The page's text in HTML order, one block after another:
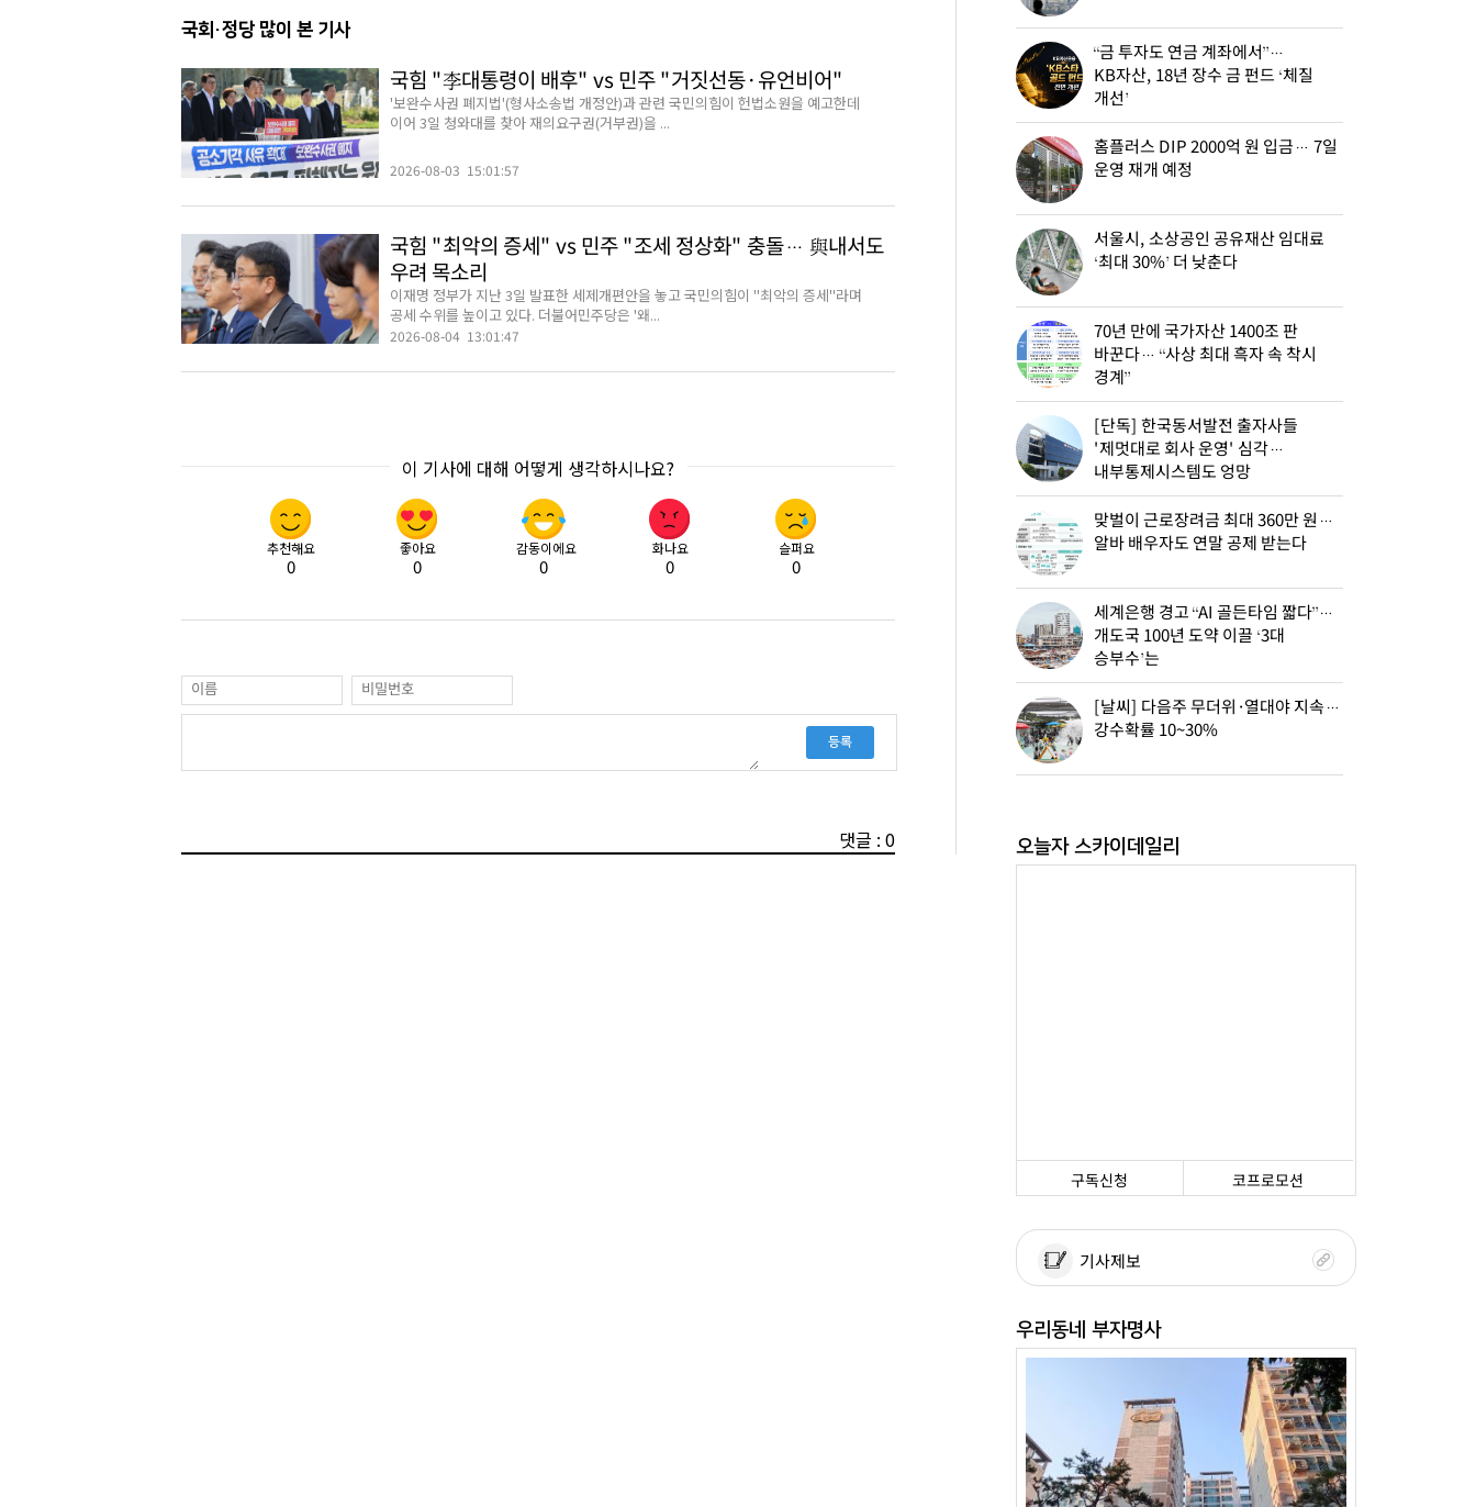
국회·정당 많이 본 기사
국힘 "李대통령이 배후" vs 민주 "거짓선동·유언비어"
'보완수사권 폐지법'(형사소송법 개정안)과 관련 국민의힘이 헌법소원을 예고한데
이어 3일 청와대를 찾아 재의요구권(거부권)을 ...
2026-08-03 15:01:57
국힘 "최악의 증세" vs 민주 "조세 정상화" 충돌… 與내서도
우려 목소리
이재명 정부가 지난 3일 발표한 세제개편안을 놓고 국민의힘이 "최악의 증세"라며
공세 수위를 높이고 있다. 더불어민주당은 '왜...
2026-08-04 13:01:47
이 기사에 대해 어떻게 생각하시나요?
추천해요
0
좋아요
0
감동이에요
0
화나요
0
슬퍼요
0
등록
댓글 : 0
“금 투자도 연금 계좌에서”…
KB자산, 18년 장수 금 펀드 ‘체질
개선’
홈플러스 DIP 2000억 원 입금… 7일
운영 재개 예정
서울시, 소상공인 공유재산 임대료
‘최대 30%’ 더 낮춘다
70년 만에 국가자산 1400조 판
바꾼다… “사상 최대 흑자 속 착시
경계”
[단독] 한국동서발전 출자사들
'제멋대로 회사 운영' 심각…
내부통제시스템도 엉망
맞벌이 근로장려금 최대 360만 원…
알바 배우자도 연말 공제 받는다
세계은행 경고 “AI 골든타임 짧다”…
개도국 100년 도약 이끌 ‘3대
승부수’는
[날씨] 다음주 무더위·열대야 지속…
강수확률 10~30%
오늘자 스카이데일리
구독신청 코프로모션
기사제보
우리동네 부자명사